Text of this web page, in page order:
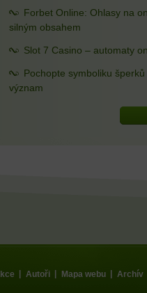
Forbet Online: Ohlasy na
silným obsahem
Slot 7 Casino – automaty
Pochopte symboliku
význam
| Autoři | Mapa webu | Archív